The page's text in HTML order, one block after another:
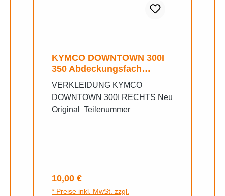
KYMCO DOWNTOWN 300I
350 Abdeckungsfach
RECHTS
VERKLEIDUNG KYMCO
DOWNTOWN 300I RECHTS Neu
Original Teilenummer
Regulärer Preis:
10,00 €
* Preise inkl. MwSt. zzgl.